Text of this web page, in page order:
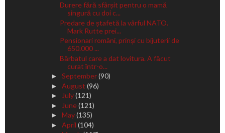
Durere fără sfârșit pentru o mamă
singură cu doi c...
Predare de ștafetă la vârful NATO.
Mark Rutte prei...
Pensionari români, prinși cu bijuterii de
650.000 ...
Bărbatul care a dat lovitura. A făcut
curat într-o...
► September(90)
► August (96)
► July(121)
► June(121)
► May(135)
► April (104)